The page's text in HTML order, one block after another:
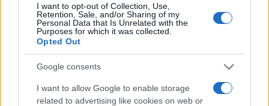
I want to opt-out of Collection, Use,
Retention, Sale, and/or Sharing of my
Personal Data that Is Unrelated with the
Purposes for which it was collected.
Opted Out
Google consents
I want to allow Google to enable storage
related to advertising like cookies on web or
Sigue leyendo